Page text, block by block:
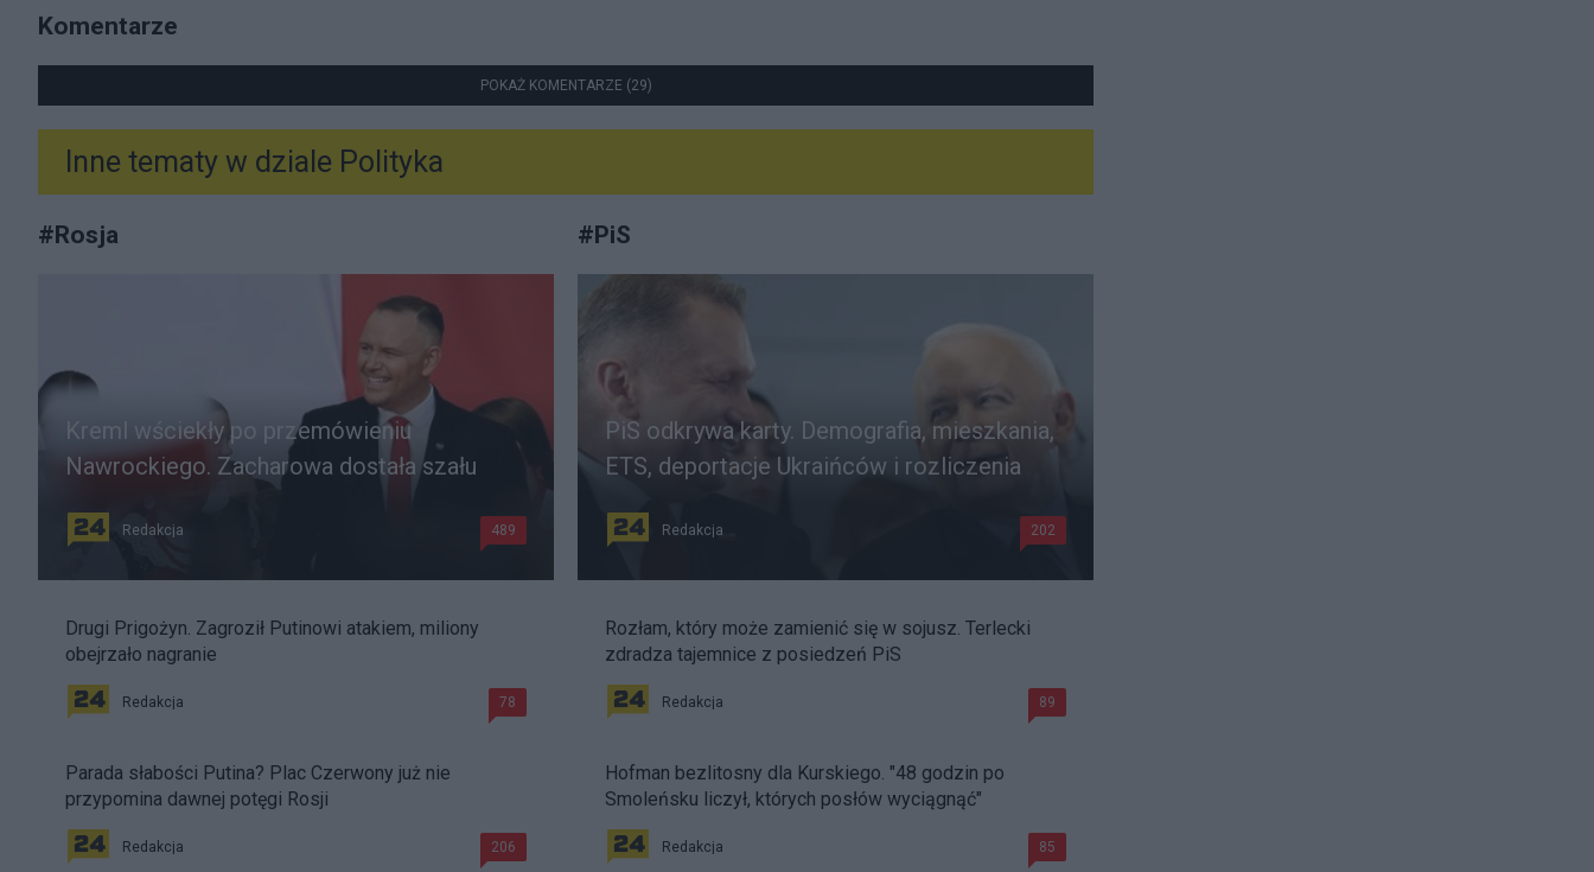
Komentarze
POKAŻ KOMENTARZE (29)
Inne tematy w dziale Polityka
#Rosja
Kreml wściekły po przemówieniu
Nawrockiego. Zacharowa dostała szału
Redakcja 489
Drugi Prigożyn. Zagroził Putinowi atakiem, miliony
obejrzało nagranie
Redakcja 78
Parada słabości Putina? Plac Czerwony już nie
przypomina dawnej potęgi Rosji
Redakcja 206
#PiS
PiS odkrywa karty. Demografia, mieszkania,
ETS, deportacje Ukraińców i rozliczenia
Redakcja 202
Rozłam, który może zamienić się w sojusz. Terlecki
zdradza tajemnice z posiedzeń PiS
Redakcja 89
Hofman bezlitosny dla Kurskiego. "48 godzin po
Smoleńsku liczył, których posłów wyciągnąć"
Redakcja 85